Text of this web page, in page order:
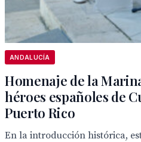
ANDALUCÍA
Homenaje de la
héroes españoles de
Puerto Rico
En la introducción histórica,